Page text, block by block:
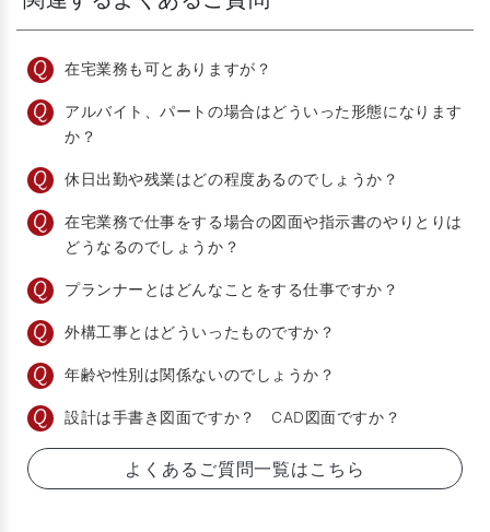
在宅業務も可とありますが？
アルバイト、パートの場合はどういった形態になります
か？
休日出勤や残業はどの程度あるのでしょうか？
在宅業務で仕事をする場合の図面や指示書のやりとりは
どうなるのでしょうか？
プランナーとはどんなことをする仕事ですか？
外構工事とはどういったものですか？
年齢や性別は関係ないのでしょうか？
設計は手書き図面ですか？ CAD図面ですか？
よくあるご質問一覧はこちら